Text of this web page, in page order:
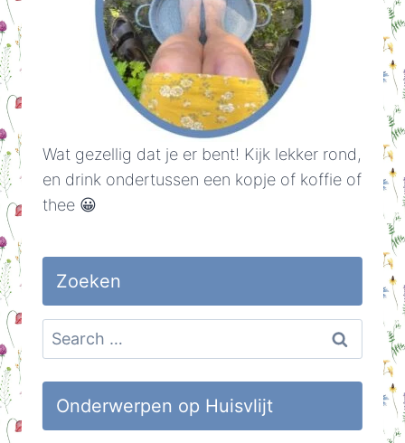
Wat gezellig dat je er bent! Kijk lekker rond,
en drink ondertussen een kopje of koffie of
thee 😀
Zoeken
Search
for:
Onderwerpen op Huisvlijt